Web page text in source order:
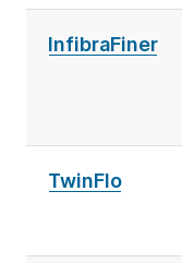
InfibraFiner
TwinFlo